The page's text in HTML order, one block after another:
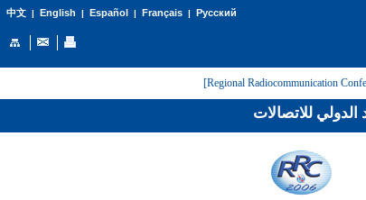
中文| English | Español | Français| Русский
الدولي للاتصالات